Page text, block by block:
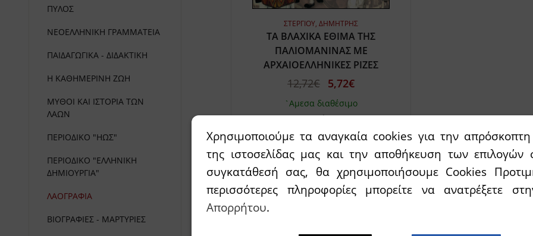
ΠΥΛΟΣ
ΝΕΟΕΛΛΗΝΙΚΗ ΓΡΑΜΜΑΤΕΙΑ
ΠΑΙΔΑΓΩΓΙΚΑ - ΔΙΔΑΚΤΙΚΗ
Η ΚΑΘΗΜΕΡΙΝΗ ΖΩΗ
ΜΥΘΟΙ ΚΑΙ ΙΣΤΟΡΙΑ ΤΩΝ
ΛΑΩΝ
ΠΕΡΙΟΔΙΚΟ "ΗΩΣ"
ΠΕΡΙΟΔΙΚΟ "ΕΛΛΗΝΙΚΗ
ΔΗΜΙΟΥΡΓΙΑ"
ΛΑΟΓΡΑΦΙΑ
ΒΙΟΓΡΑΦΙΕΣ - ΜΑΡΤΥΡΙΕΣ
ΣΤΕΡΓΙΟΥ, ΔΗΜΗΤΡΗΣ
ΤΑ ΒΛΑΧΙΚΑ ΕΘΙΜΑ ΤΗΣ
ΠΑΛΙΟΜΑΝΙΝΑΣ ΜΕ
ΑΡΧΑΙΟΕΛΛΗΝΙΚΕΣ ΡΙΖΕΣ
12,72€ 5,72€
`Αμεσα διαθέσιμο
Χρησιμοποιούμε τα αναγκαία cookies για την απρόσκοπτη
της ιστοσελίδας μας και την αποθήκευση των
συγκατάθεσή σας, θα χρησιμοποιήσουμε Cookies
περισσότερες πληροφορίες μπορείτε να ανατρέξετε
Απορρήτου.